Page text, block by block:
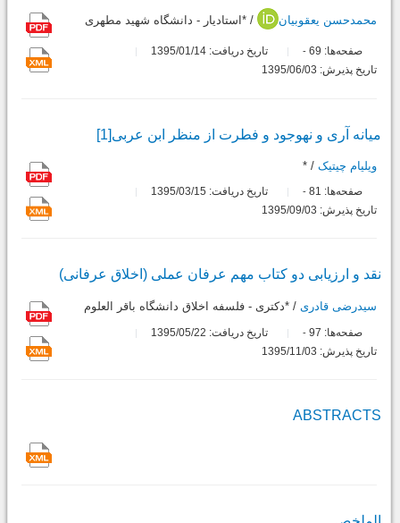
محمدحسن یعقوبیان / *استادیار - دانشگاه شهید مطهری
صفحه‌ها: 69
-
تاریخ دریافت: 1395/01/14
تاریخ پذیرش: 1395/06/03
میانه آرى و نهوجود و فطرت از منظر ابن عربى[1]
ویلیام چیتیک / *
صفحه‌ها: 81
-
تاریخ دریافت: 1395/03/15
تاریخ پذیرش: 1395/09/03
نقد و ارزیابى دو کتاب مهم عرفان عملى (اخلاق عرفانى)
سیدرضی قادری / *دکتری - فلسفه اخلاق دانشگاه باقر العلوم
صفحه‌ها: 97
-
تاریخ دریافت: 1395/05/22
تاریخ پذیرش: 1395/11/03
ABSTRACTS